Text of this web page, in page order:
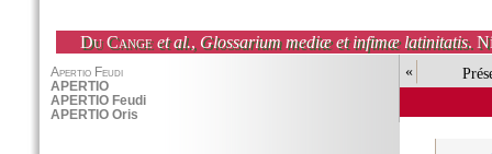
Du Cange et al., Glossarium mediæ et infimæ latinitatis.
«